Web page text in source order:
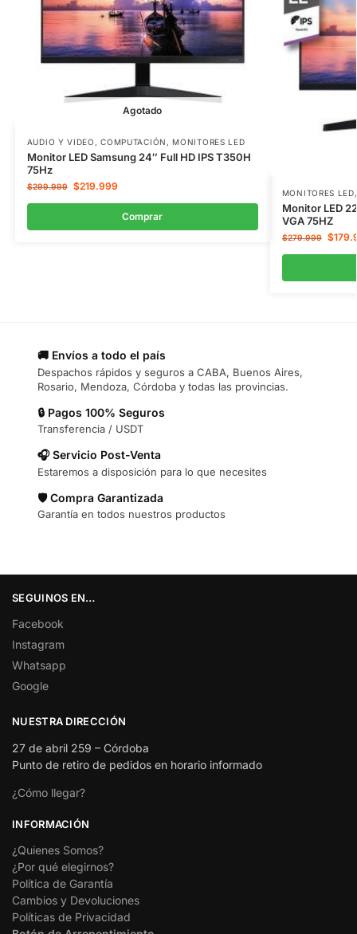
Agotado
AUDIO Y VIDEO ,COMPUTACIÓN , MONITORES LED
Monitor LED Samsung 24″ Full HD IPS T350H
75Hz
$299.999 $219.999
Comprar
MONITORES LED
Monitor LED
VGA 75HZ
$279.999 $
🚚 Envíos a todo el país
Despachos rápidos y seguros a CABA, Buenos Aires,
Rosario, Mendoza, Córdoba y todas las provincias.
🔒 Pagos 100% Seguros
Transferencia / USDT
🎧 Servicio Post-Venta
Estaremos a disposición para lo que necesites
🛡️ Compra Garantizada
Garantía en todos nuestros productos
SEGUINOS EN…
Facebook
Instagram
Whatsapp
Google
NUESTRA DIRECCIÓN
27 de abril 259 – Córdoba
Punto de retiro de pedidos en horario informado
¿Cómo llegar?
INFORMACIÓN
¿Quienes Somos?
¿Por qué elegirnos?
Política de Garantía
Cambios y Devoluciones
Políticas de Privacidad